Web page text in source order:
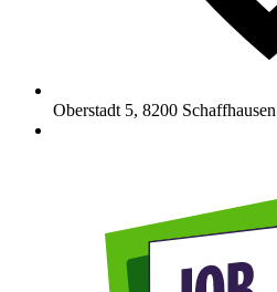
Oberstadt 5, 8200 Schaffhausen